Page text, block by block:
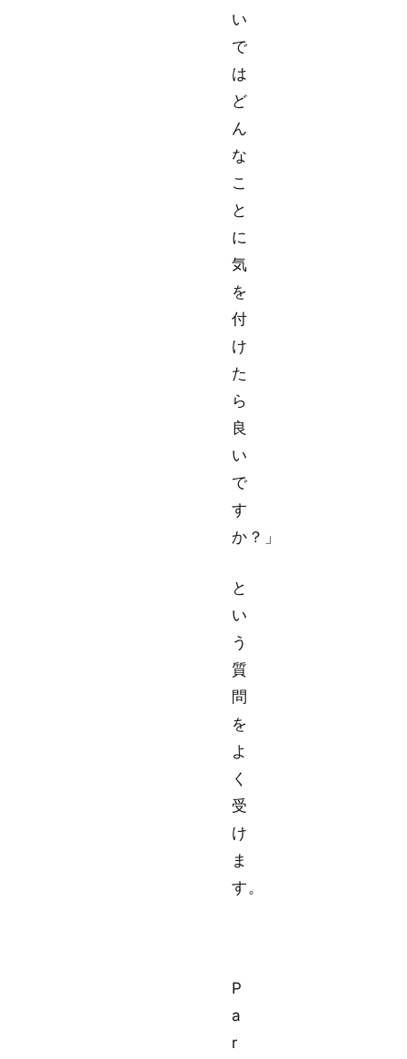
い
で
は
ど
ん
な
こ
と
に
気
を
付
け
た
ら
良
い
で
す
か？」
と
い
う
質
問
を
よ
く
受
け
ま
す。
P
a
r